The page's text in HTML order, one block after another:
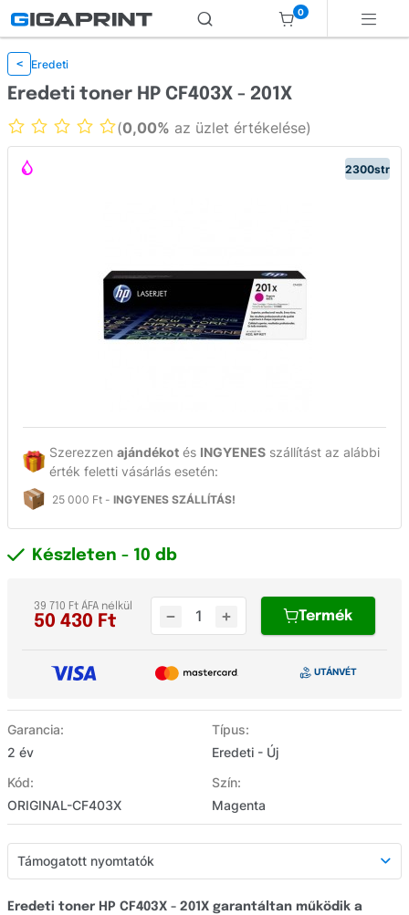
0
< Eredeti
2300str
Szerezzen ajándékot és INGYENES szállítást az alábbi
érték feletti vásárlás esetén:
25 000 Ft - INGYENES SZÁLLÍTÁS!
Eredeti toner HP CF403X - 201X
(0,00% az üzlet értékelése)
Garancia:
2 év
Típus:
Eredeti - Új
Kód:
ORIGINAL-CF403X
Szín:
Magenta
Készleten - 10 db
50 430 Ft
39 710 Ft ÁFA nélkül
Termék
Támogatott nyomtatók
Eredeti toner HP CF403X - 201X garantáltan működik a